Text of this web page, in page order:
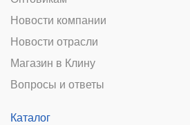
Новости компании
Новости отрасли
Магазин в Клину
Вопросы и ответы
Каталог